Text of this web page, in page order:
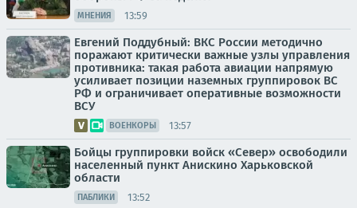
МНЕНИЯ 13:59
Евгений Поддубный: ВКС России методично
поражают критически важные узлы управления
противника: такая работа авиации напрямую
усиливает позиции наземных группировок ВС
РФ и ограничивает оперативные возможности
ВСУ
ВОЕНКОРЫ 13:57
Бойцы группировки войск «Север» освободили
населенный пункт Анискино Харьковской
области
ПАБЛИКИ 13:52